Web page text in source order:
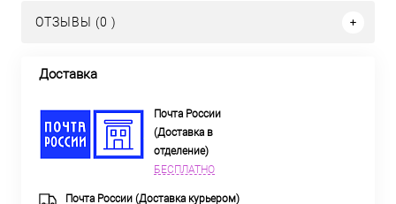
ОТЗЫВЫ (0 )
Доставка
Почта России
(Доставка в
отделение)
БЕСПЛАТНО
Почта России (Доставка курьером)